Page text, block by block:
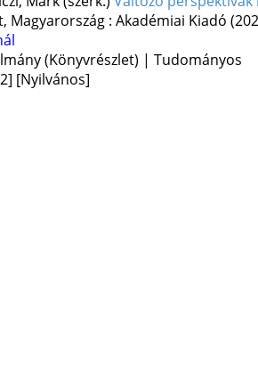
Magyarország : Akadémiai Kiadó
(Könyvrészlet) | Tudományos
[Nyilvános]